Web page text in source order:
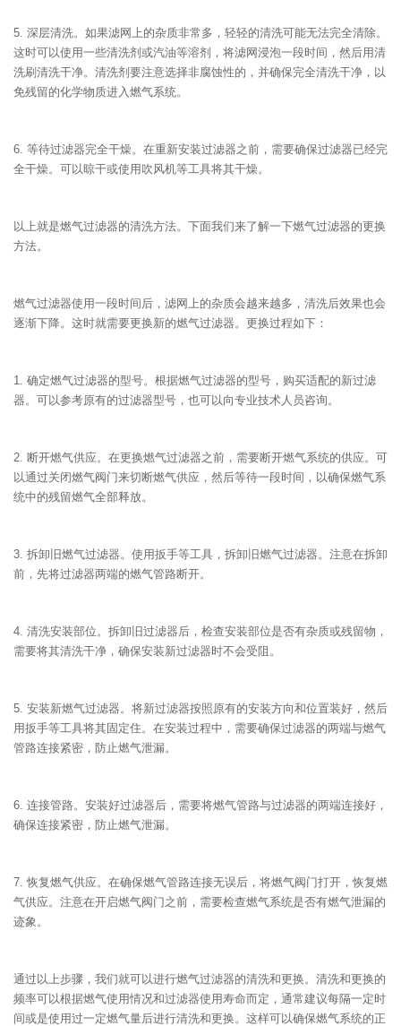
5. 深层清洗。如果滤网上的杂质非常多，轻轻的清洗可能无法完全清除。
这时可以使用一些清洗剂或汽油等溶剂，将滤网浸泡一段时间，然后用清
洗刷清洗干净。清洗剂要注意选择非腐蚀性的，并确保完全清洗干净，以
免残留的化学物质进入燃气系统。
6. 等待过滤器完全干燥。在重新安装过滤器之前，需要确保过滤器已经完
全干燥。可以晾干或使用吹风机等工具将其干燥。
以上就是燃气过滤器的清洗方法。下面我们来了解一下燃气过滤器的更换
方法。
燃气过滤器使用一段时间后，滤网上的杂质会越来越多，清洗后效果也会
逐渐下降。这时就需要更换新的燃气过滤器。更换过程如下：
1. 确定燃气过滤器的型号。根据燃气过滤器的型号，购买适配的新过滤
器。可以参考原有的过滤器型号，也可以向专业技术人员咨询。
2. 断开燃气供应。在更换燃气过滤器之前，需要断开燃气系统的供应。可
以通过关闭燃气阀门来切断燃气供应，然后等待一段时间，以确保燃气系
统中的残留燃气全部释放。
3. 拆卸旧燃气过滤器。使用扳手等工具，拆卸旧燃气过滤器。注意在拆卸
前，先将过滤器两端的燃气管路断开。
4. 清洗安装部位。拆卸旧过滤器后，检查安装部位是否有杂质或残留物，
需要将其清洗干净，确保安装新过滤器时不会受阻。
5. 安装新燃气过滤器。将新过滤器按照原有的安装方向和位置装好，然后
用扳手等工具将其固定住。在安装过程中，需要确保过滤器的两端与燃气
管路连接紧密，防止燃气泄漏。
6. 连接管路。安装好过滤器后，需要将燃气管路与过滤器的两端连接好，
确保连接紧密，防止燃气泄漏。
7. 恢复燃气供应。在确保燃气管路连接无误后，将燃气阀门打开，恢复燃
气供应。注意在开启燃气阀门之前，需要检查燃气系统是否有燃气泄漏的
迹象。
通过以上步骤，我们就可以进行燃气过滤器的清洗和更换。清洗和更换的
频率可以根据燃气使用情况和过滤器使用寿命而定，通常建议每隔一定时
间或是使用过一定燃气量后进行清洗和更换。这样可以确保燃气系统的正